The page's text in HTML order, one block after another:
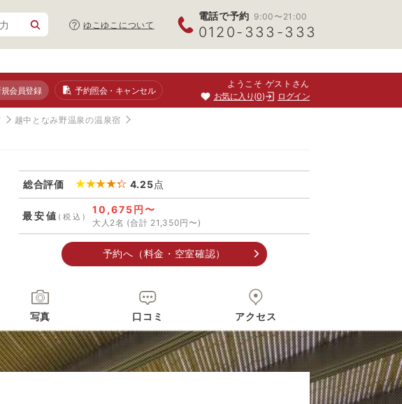
ゆこゆこについて
電話で予約 9:00〜21:00
0120-333-333
規会員登録 予約照会・キャンセル
ようこそ ゲストさん
お気に入り 0 ログイン
越中となみ野温泉の温泉宿
総合評価 4.25点
最安値 (税込)
10,675円〜
大人2名 (合計 21,350円〜)
予約へ（料金・空室確認）
写真 口コミ アクセス